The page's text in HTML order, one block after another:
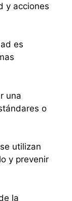
y acciones
es
una
o
utilizan
y prevenir
la